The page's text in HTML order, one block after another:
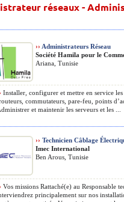
réseaux -
›› Administrateurs Réseau
Société Hamila pour le
Ariana, Tunisie
Installer, configurer et mettre en service les
commutateurs, pare-feu, points
et maintenir les serveurs et les ...
›› Technicien Câblage
Imec International
Ben Arous, Tunisie
Vos missions Rattaché(e) au Responsable
principalement sur nos